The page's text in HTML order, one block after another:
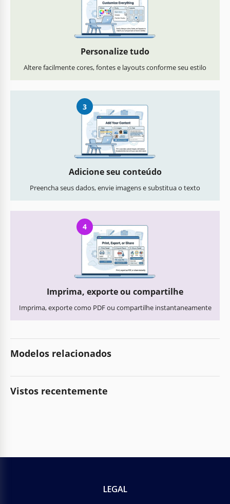
Personalize tudo
Altere facilmente cores, fontes e layouts conforme seu estilo
3
Adicione seu conteúdo
Preencha seus dados, envie imagens e substitua o texto
4
Imprima, exporte ou compartilhe
Imprima, exporte como PDF ou compartilhe instantaneamente
Modelos relacionados
Vistos recentemente
LEGAL